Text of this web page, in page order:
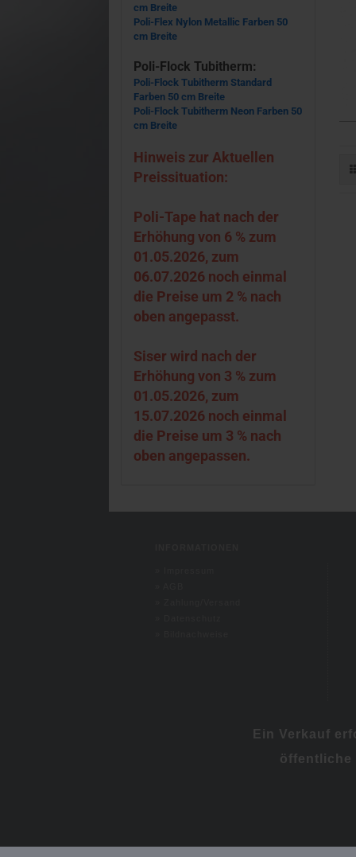
cm Breite
Poli-Flex Nylon Metallic Farben 50
cm Breite
Poli-Flock Tubitherm:
Poli-Flock Tubitherm Standard
Farben 50 cm Breite
Poli-Flock Tubitherm Neon Farben 50
cm Breite
Hinweis zur Aktuellen
Preissituation:
Poli-Tape hat nach der
Erhöhung von 6 % zum
01.05.2026, zum
06.07.2026 noch einmal
die Preise um 2 % nach
oben angepasst.
Siser wird nach der
Erhöhung von 3 % zum
01.05.2026, zum
15.07.2026 noch einmal
die Preise um 3 % nach
oben angepassen.
Ein Verkauf
öffentliche